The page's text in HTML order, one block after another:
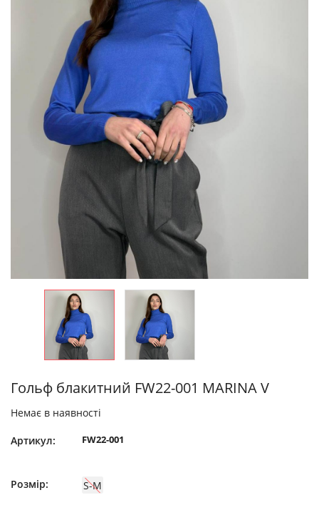
Гольф блакитний FW22-001 MARINA V
Немає в наявності
Артикул: FW22-001
Розмір: S-М